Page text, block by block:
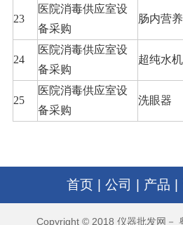
23
医院消毒供应室设
备采购
肠内营
24
医院消毒供应室设
备采购
超纯水机
25
医院消毒供应室设
备采购
洗眼器
首页 公司 产品
Copyright © 2018 仪器批发网－